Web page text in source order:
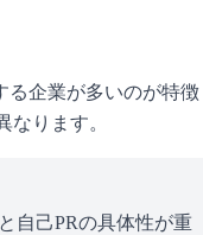
る企業が多いのが特徴
なります。
自己PRの具体性が重